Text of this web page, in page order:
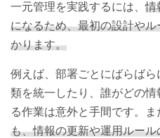
一元管理を実践するには、情
になるため、最初の設計や
かります。
例えば、部署ごとにばらば
類を統一したり、誰がどの
る作業は意外と手間です。ま
も、情報の更新や運用ルー